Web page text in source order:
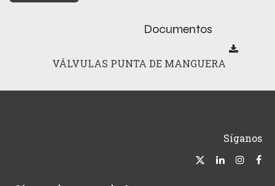
Documentos
VÁLVULAS PUNTA DE MANGUERA
Síganos